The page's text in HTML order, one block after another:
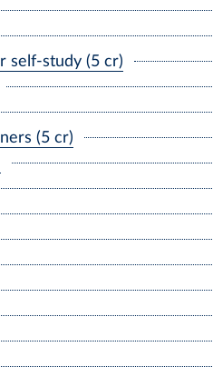
self-study (5 cr)
(5 cr)